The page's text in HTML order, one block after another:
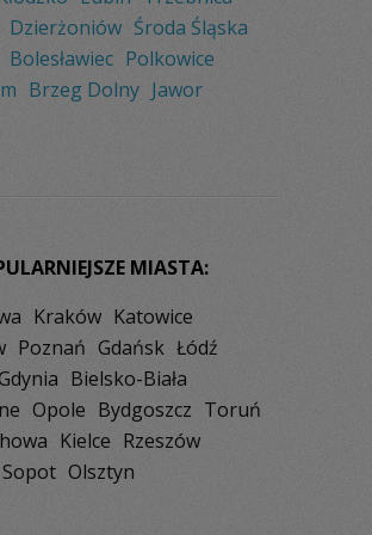
Dzierżoniów Środa Śląska
Bolesławiec Polkowice
Brzeg Dolny Jawor
MIASTA:
Kraków Katowice
Poznań Gdańsk Łódź
Bielsko-Biała
Opole Bydgoszcz Toruń
Kielce Rzeszów
Sopot Olsztyn